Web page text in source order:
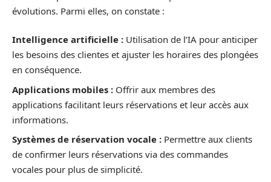
évolutions. Parmi elles, on constate :
Intelligence artificielle : Utilisation de l’IA pour anticiper
les besoins des clientes et ajuster les horaires des plongées
en conséquence.
Applications mobiles : Offrir aux membres des
applications facilitant leurs réservations et leur accès aux
informations.
Systèmes de réservation vocale : Permettre aux clients
de confirmer leurs réservations via des commandes
vocales pour plus de simplicité.